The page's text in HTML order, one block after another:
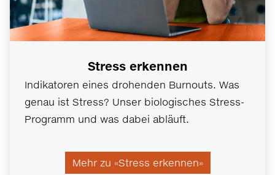
Stress erkennen
Indikatoren eines drohenden Burnouts. Was
genau ist Stress? Unser biologisches Stress-
Programm und was dabei abläuft.
Mehr zu «Stress erkennen»